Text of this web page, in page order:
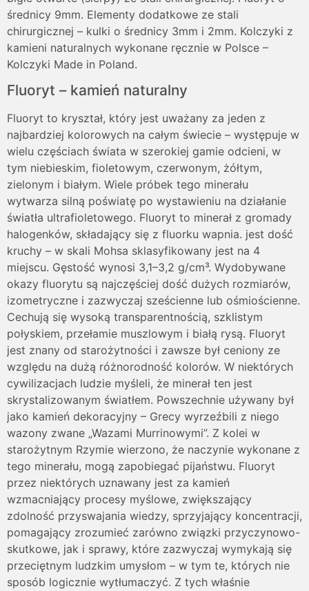
średnicy 9mm. Elementy dodatkowe ze stali
chirurgicznej – kulki o średnicy 3mm i 2mm. Kolczyki z
kamieni naturalnych wykonane ręcznie w Polsce –
Kolczyki Made in Poland.
Fluoryt – kamień naturalny
Fluoryt to kryształ, który jest uważany za jeden z
najbardziej kolorowych na całym świecie – występuje w
wielu częściach świata w szerokiej gamie odcieni, w
tym niebieskim, fioletowym, czerwonym, żółtym,
zielonym i białym. Wiele próbek tego minerału
wytwarza silną poświatę po wystawieniu na działanie
światła ultrafioletowego. Fluoryt to minerał z gromady
halogenków, składający się z fluorku wapnia. jest dość
kruchy – w skali Mohsa sklasyfikowany jest na 4
miejscu. Gęstość wynosi 3,1–3,2 g/cm³. Wydobywane
okazy fluorytu są najczęściej dość dużych rozmiarów,
izometryczne i zazwyczaj sześcienne lub ośmiościenne.
Cechują się wysoką transparentnością, szklistym
połyskiem, przełamie muszlowym i białą rysą. Fluoryt
jest znany od starożytności i zawsze był ceniony ze
względu na dużą różnorodność kolorów. W niektórych
cywilizacjach ludzie myśleli, że minerał ten jest
skrystalizowanym światłem. Powszechnie używany był
jako kamień dekoracyjny – Grecy wyrzeźbili z niego
wazony zwane „Wazami Murrinowymi”. Z kolei w
starożytnym Rzymie wierzono, że naczynie wykonane z
tego minerału, mogą zapobiegać pijaństwu. Fluoryt
przez niektórych uznawany jest za kamień
wzmacniający procesy myślowe, zwiększający
zdolność przyswajania wiedzy, sprzyjający koncentracji,
pomagający zrozumieć zarówno związki przyczynowo-
skutkowe, jak i sprawy, które zazwyczaj wymykają się
przeciętnym ludzkim umysłom – w tym te, których nie
sposób logicznie wytłumaczyć. Z tych właśnie